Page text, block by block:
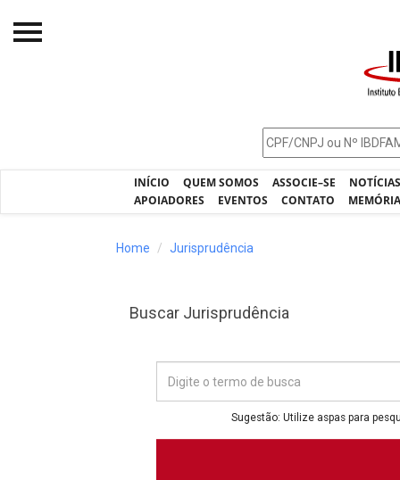
INÍCIO QUEM SOMOS ASSOCIE–SE
APOIADORES
EVENTOS CONTATO
Home Jurisprudência
Buscar Jurisprudência
Sugestão: Utilize aspas para